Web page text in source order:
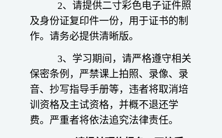
2、请提供二寸彩色电子证件照
及身份证复印件一份，用于证书的制
作。请务必提供清晰版。
3、学习期间，请严格遵守相关
保密条例，严禁课上拍照、录像、录
音、抄写指导手册等，违者将取消培
训资格及主试资格，并概不退还学
费。严重者将依法追究法律责任。